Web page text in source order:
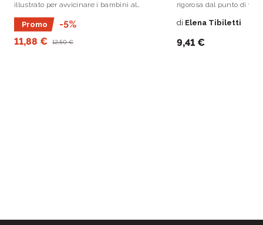
illustrato per avvicinare i bambini al
mondo della fitopatologia, la scienza che
si occupa della salute delle piante,
attraverso la biografia di uno scienziato,
un vero dottore dei fiori.
Promo
-5%
11,88 €
12,50 €
rigorosa dal punto di
per mantenere al
di Elena Tibiletti
9,41 €